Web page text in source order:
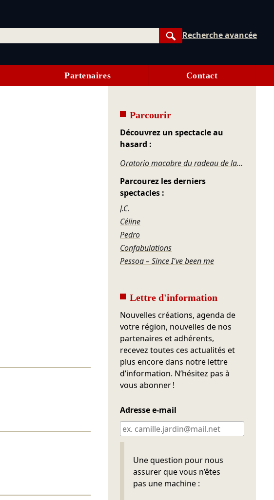
Rechercher
Recherche avancée
Partenaires Contact
Parcourir
Découvrez un spectacle au
hasard :
Oratorio macabre du radeau de la Méduse
Parcourez les derniers
spectacles :
J.C.
Céline
Pedro
Confabulations
Pessoa – Since I've been me
Lettre d'information
Nouvelles créations, agenda de
votre région, nouvelles de nos
partenaires et adhérents,
recevez toutes ces actualités et
plus encore dans notre lettre
d’information. N’hésitez pas à
vous abonner !
Adresse e-mail
Une question pour nous
assurer que vous n’êtes
pas une machine :
Ne pas remplir